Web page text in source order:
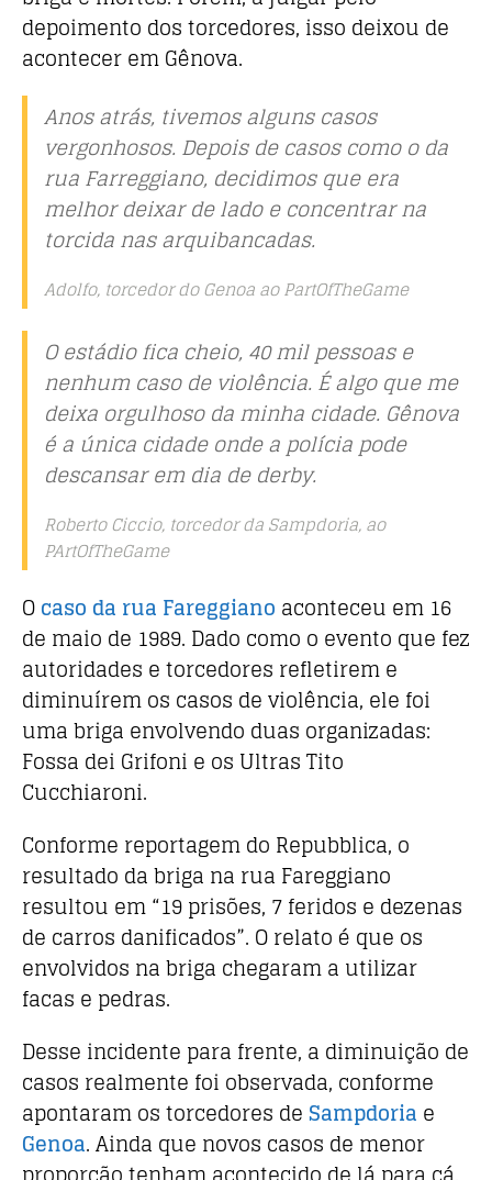
depoimento dos torcedores, isso deixou de
acontecer em Gênova.
Anos atrás, tivemos alguns casos
vergonhosos. Depois de casos como o da
rua Farreggiano, decidimos que era
melhor deixar de lado e concentrar na
torcida nas arquibancadas.
Adolfo, torcedor do Genoa ao PartOfTheGame
O estádio fica cheio, 40 mil pessoas e
nenhum caso de violência. É algo que me
deixa orgulhoso da minha cidade. Gênova
é a única cidade onde a polícia pode
descansar em dia de derby.
Roberto Ciccio, torcedor da Sampdoria, ao
PArtOfTheGame
Ocaso da rua Fareggiano aconteceu em 16
de maio de 1989. Dado como o evento que fez
autoridades e torcedores refletirem e
diminuírem os casos de violência, ele foi
uma briga envolvendo duas organizadas:
Fossa dei Grifoni e os Ultras Tito
Cucchiaroni.
Conforme reportagem do Repubblica, o
resultado da briga na rua Fareggiano
resultou em “19 prisões, 7 feridos e dezenas
de carros danificados”. O relato é que os
envolvidos na briga chegaram a utilizar
facas e pedras.
Desse incidente para frente, a diminuição de
casos realmente foi observada, conforme
apontaram os torcedores deSampdoria e
Genoa. Ainda que novos casos de menor